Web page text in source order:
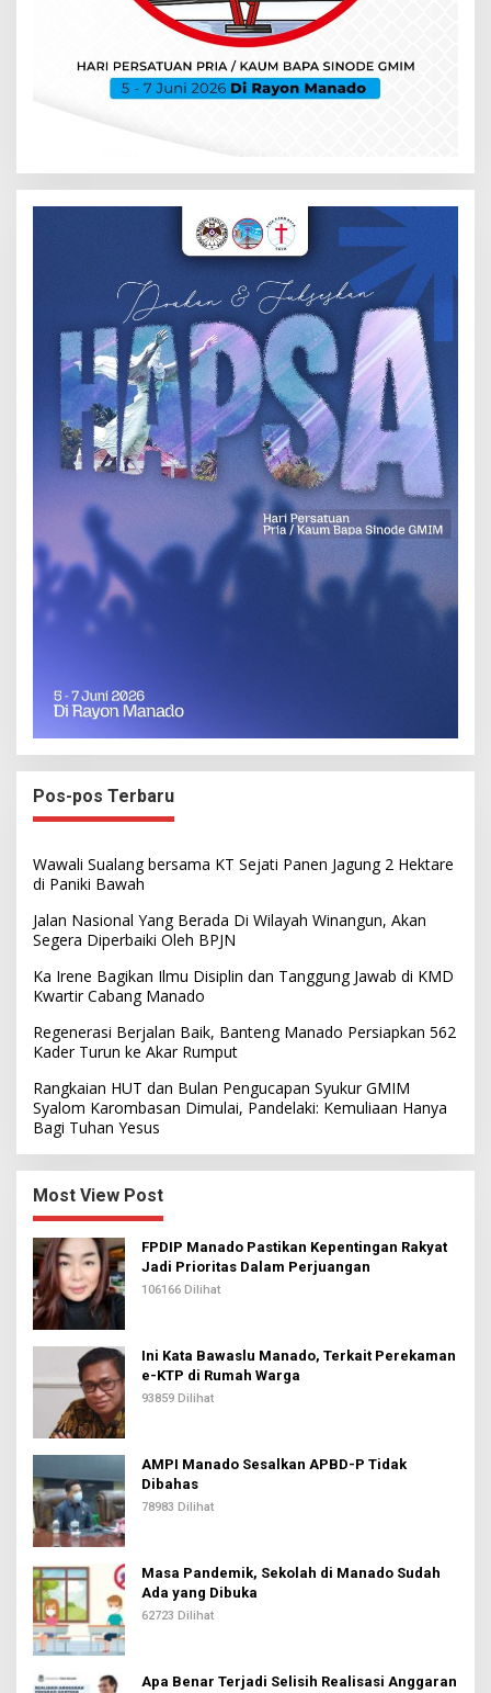
Pos-pos Terbaru
Wawali Sualang bersama KT Sejati Panen Jagung 2 Hektare
di Paniki Bawah
Jalan Nasional Yang Berada Di Wilayah Winangun, Akan
Segera Diperbaiki Oleh BPJN
Ka Irene Bagikan Ilmu Disiplin dan Tanggung Jawab di KMD
Kwartir Cabang Manado
Regenerasi Berjalan Baik, Banteng Manado Persiapkan 562
Kader Turun ke Akar Rumput
Rangkaian HUT dan Bulan Pengucapan Syukur GMIM
Syalom Karombasan Dimulai, Pandelaki: Kemuliaan Hanya
Bagi Tuhan Yesus
Most View Post
FPDIP Manado Pastikan Kepentingan Rakyat
Jadi Prioritas Dalam Perjuangan
106166 Dilihat
Ini Kata Bawaslu Manado, Terkait Perekaman
e-KTP di Rumah Warga
93859 Dilihat
AMPI Manado Sesalkan APBD-P Tidak
Dibahas
78983 Dilihat
Masa Pandemik, Sekolah di Manado Sudah
Ada yang Dibuka
62723 Dilihat
Apa Benar Terjadi Selisih Realisasi Anggaran